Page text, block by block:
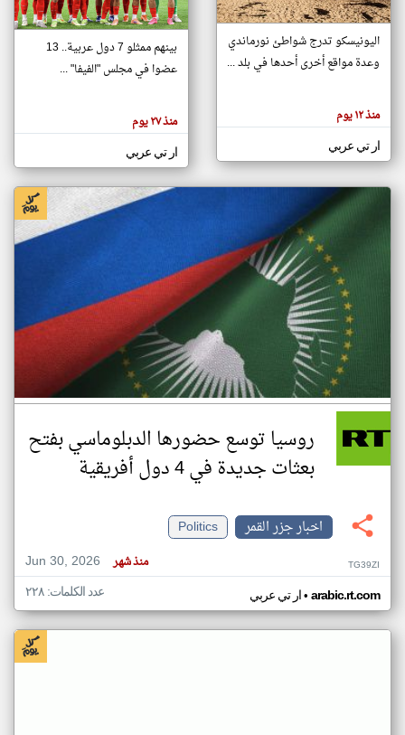
تغيير الدولة
اخبار جزر القمر على مدار الساعة
أهم اخبار جزر القمر العاجلة والمباشرة
هنا عن
وجهة
كاتبيها.
اليونيسكو تدرج شواطئ نورماندي
وعدة مواقع أخرى أحدها في بلد ...
منذ ١٢ يوم
ار تي عربي
بينهم ممثلو 7 دول عربية.. 13
عضوا في مجلس "الفيفا" ...
منذ ٢٧ يوم
ار تي عربي
روسيا توسع حضورها الدبلوماسي بفتح
بعثات جديدة في 4 دول أفريقية
اخبار جزر القمر
Politics
Jun 30, 2026
منذ شهر TG39ZI
ار تي عربي• arabic.rt.com عدد الكلمات: ٢٢٨
klyoum.com